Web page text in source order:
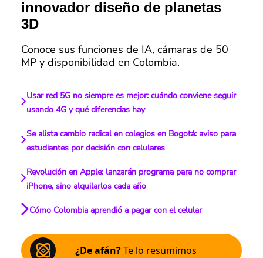
innovador diseño de planetas
3D
Conoce sus funciones de IA, cámaras de 50
MP y disponibilidad en Colombia.
Usar red 5G no siempre es mejor: cuándo conviene seguir
usando 4G y qué diferencias hay
Se alista cambio radical en colegios en Bogotá: aviso para
estudiantes por decisión con celulares
Revolución en Apple: lanzarán programa para no comprar
iPhone, sino alquilarlos cada año
Cómo Colombia aprendió a pagar con el celular
¿De afán?Te lo resumimos